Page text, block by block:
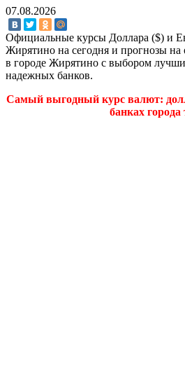
07.08.2026
Официальные курсы Доллара ($) и
Жирятино на сегодня и прогнозы на
в городе Жирятино с выбором
надежных банков.
Самый выгодный курс валют:
банках города